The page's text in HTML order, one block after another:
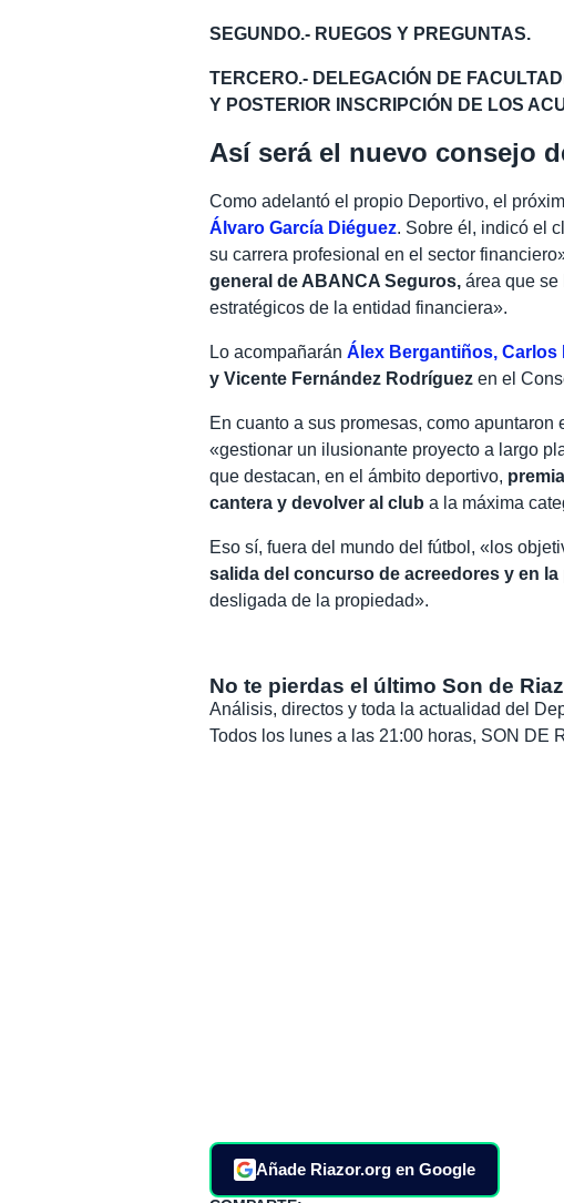
SEGUNDO.- RUEGOS Y PREGUNTAS.
TERCERO.- DELEGACIÓN DE
Y POSTERIOR INSCRIPCIÓN DE LOS
Así será el nuevo consejo
Como adelantó el propio Deportivo, el
Álvaro García Diéguez. Sobre él, indicó el
su carrera profesional en el sector
general de ABANCA Seguros, área que se
estratégicos de la entidad financiera».
Lo acompañaránÁlex Bergantiños, Carlos
y Vicente Fernández Rodríguez en el
En cuanto a sus promesas, como
«gestionar un ilusionante proyecto a largo
que destacan, en el ámbito deportivo,
cantera y devolver al club a la máxima
Eso sí, fuera del mundo del fútbol, «los
salida del concurso de acreedores y en
desligada de la propiedad».
No te pierdas el último Son de
Análisis, directos y toda la actualidad del
Todos los lunes a las 21:00 horas, SON DE
Añade Riazor.org en Google